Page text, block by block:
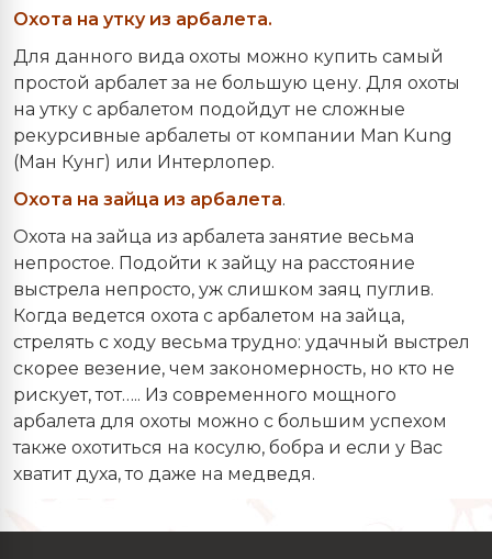
Охота на утку из арбалета.
Для данного вида охоты можно купить самый
простой арбалет за не большую цену. Для охоты
на утку с арбалетом подойдут не сложные
рекурсивные арбалеты от компании Man Kung
(Ман Кунг) или Интерлопер.
Охота на зайца из арбалета.
Охота на зайца из арбалета занятие весьма
непростое. Подойти к зайцу на расстояние
выстрела непросто, уж слишком заяц пуглив.
Когда ведется охота с арбалетом на зайца,
стрелять с ходу весьма трудно: удачный выстрел
скорее везение, чем закономерность, но кто не
рискует, тот….. Из современного мощного
арбалета для охоты можно с большим успехом
также охотиться на косулю, бобра и если у Вас
хватит духа, то даже на медведя.